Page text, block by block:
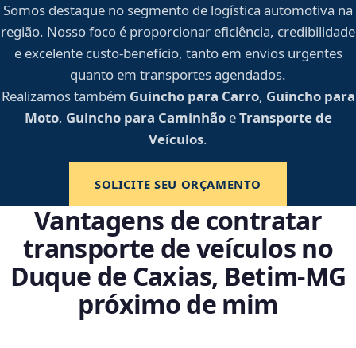
Somos destaque no segmento de logística automotiva na
região. Nosso foco é proporcionar eficiência, credibilidade
e excelente custo-benefício, tanto em envios urgentes
quanto em transportes agendados.
Realizamos também Guincho para Carro, Guincho para
Moto, Guincho para CaminhãoeTransporte de
Veículos.
SOLICITE SEU ORÇAMENTO
Vantagens de contratar
transporte de veículos no
Duque de Caxias, Betim‑MG
próximo de mim